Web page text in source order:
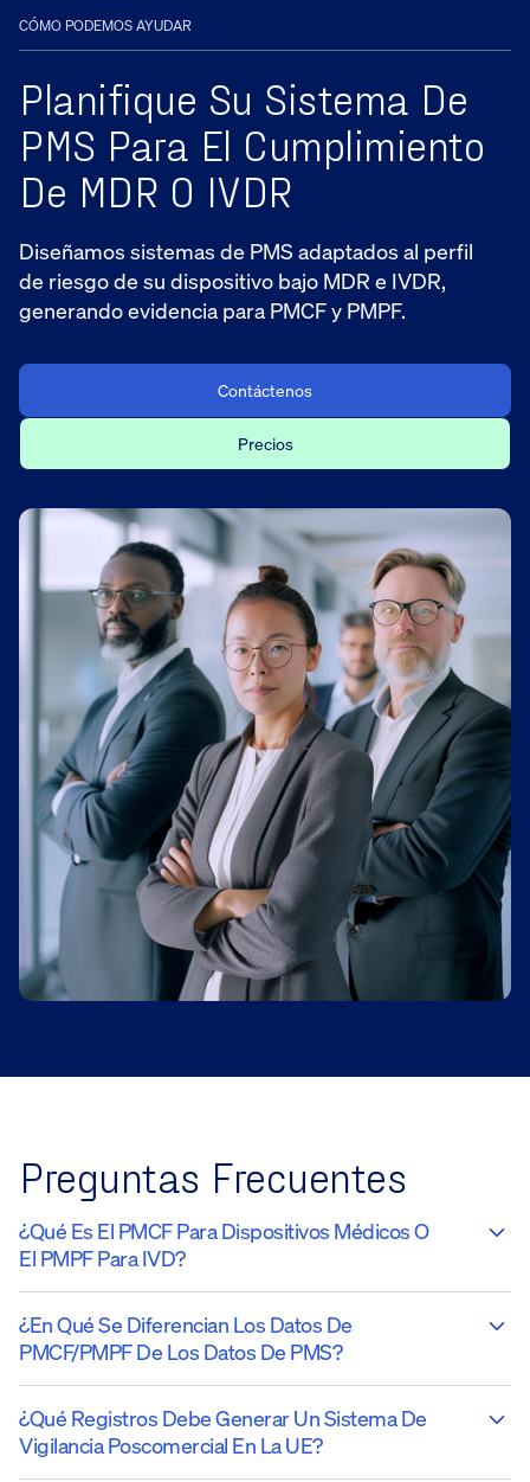
CÓMO PODEMOS AYUDAR
Planifique Su Sistema De
PMS Para El Cumplimiento
De MDR O IVDR
Diseñamos sistemas de PMS adaptados al perfil
de riesgo de su dispositivo bajo MDR e IVDR,
generando evidencia para PMCF y PMPF.
Contáctenos
Precios
Preguntas Frecuentes
¿Qué Es El PMCF Para Dispositivos Médicos O
El PMPF Para IVD?
¿En Qué Se Diferencian Los Datos De
PMCF/PMPF De Los Datos De PMS?
¿Qué Registros Debe Generar Un Sistema De
Vigilancia Poscomercial En La UE?